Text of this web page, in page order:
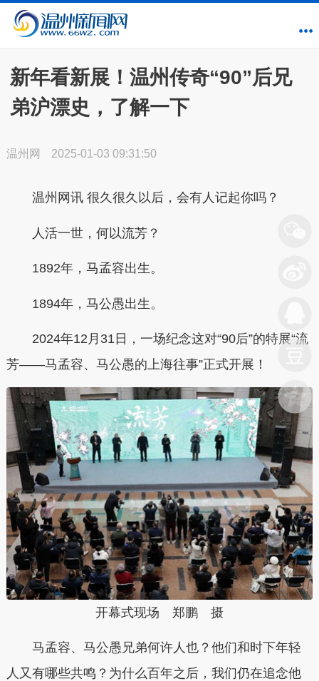
新年看新展！温州传奇“90”后兄
弟沪漂史，了解一下
温州网 2025-01-03 09:31:50
温州网讯 很久很久以后，会有人记起你吗？
人活一世，何以流芳？
1892年，马孟容出生。
1894年，马公愚出生。
2024年12月31日，一场纪念这对“90后”的特展“流
芳——马孟容、马公愚的上海往事”正式开展！
开幕式现场 郑鹏 摄
马孟容、马公愚兄弟何许人也？他们和时下年轻
人又有哪些共鸣？为什么百年之后，我们仍在追念他